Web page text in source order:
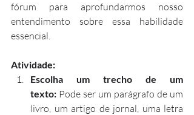
fórum para aprofundarmos nosso
entendimento sobre essa habilidade
essencial.
Atividade:
Escolha um trecho de um
texto: Pode ser um parágrafo de um
livro, um artigo de jornal, uma letra